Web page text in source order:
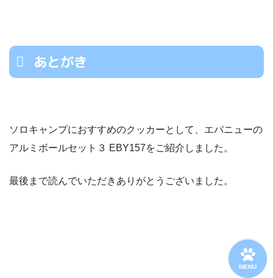
あとがき
ソロキャンプにおすすめのクッカーとして、エバニューの
アルミボールセット３ EBY157をご紹介しました。
最後まで読んでいただきありがとうございました。
MENU